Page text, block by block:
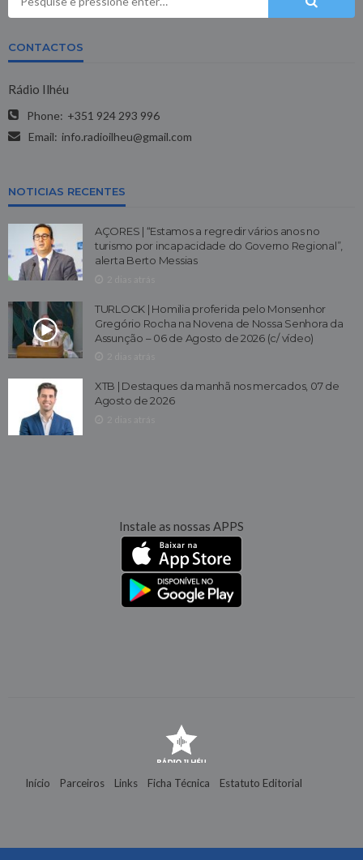
CONTACTOS
Rádio Ilhéu
Phone: +351 924 293 996
Email: info.radioilheu@gmail.com
NOTICIAS RECENTES
AÇORES | “Estamos a regredir vários anos no
turismo por incapacidade do Governo Regional”,
alerta Berto Messias
TURLOCK | Homilia proferida pelo Monsenhor
Gregório Rocha na Novena de Nossa Senhora da
Assunção – 06 de Agosto de 2026 (c/ vídeo)
XTB | Destaques da manhã nos mercados, 07 de
Agosto de 2026
Instale as nossas APPS
Início Parceiros Links Ficha Técnica Estatuto Editorial